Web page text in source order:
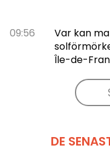
09:56
Var kan
Île-de-
DE